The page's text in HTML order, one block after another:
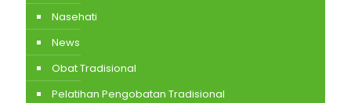
Nasehati
News
Obat Tradisional
Pelatihan Pengobatan Tradisional